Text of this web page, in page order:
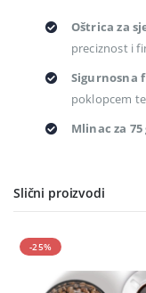
Oštrica za
preciznost i
Sigurnosna
poklopcem
Mlinac za
Slični proizvodi
-25%